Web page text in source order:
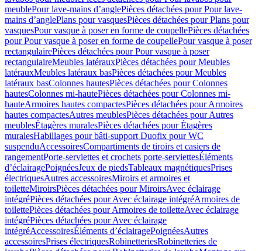
meublePour lave-mains d’anglePièces détachées pour Pour lave-
mains d’anglePlans pour vasquesPièces détachées pour Plans pour
vasquesPour vasque à poser en forme de coupellePièces détachées
pour Pour vasque à poser en forme de coupellePour vasque à poser
rectangulairePièces détachées pour Pour vasque à poser
rectangulaireMeubles latérauxPièces détachées pour Meubles
latérauxMeubles latéraux basPièces détachées pour Meubles
latéraux basColonnes hautesPièces détachées pour Colonnes
hautesColonnes mi-hautePièces détachées pour Colonnes mi-
hauteArmoires hautes compactesPièces détachées pour Armoires
hautes compactesAutres meublesPièces détachées pour Autres
meublesÉtagères muralesPièces détachées pour Étagères
muralesHabillages pour bâti-support Duofix pour WC
suspenduAccessoiresCompartiments de tiroirs et casiers de
rangementPorte-serviettes et crochets porte-serviettesÉléments
d’éclairagePoignéesJeux de piedsTableaux magnétiquesPrises
électriquesAutres accessoiresMiroirs et armoires et
toiletteMiroirsPièces détachées pour MiroirsAvec éclairage
intégréPièces détachées pour Avec éclairage intégréArmoires de
toilettePièces détachées pour Armoires de toiletteAvec éclairage
intégréPièces détachées pour Avec éclairage
intégréAccessoiresÉléments d’éclairagePoignéesAutres
accessoiresPrises électriquesRobinetteriesRobinetteries de